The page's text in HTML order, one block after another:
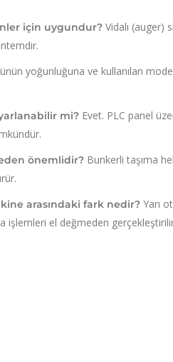
için uygundur? Vidalı (auger)
yoğunluğuna ve kullanılan
mi? Evet. PLC panel
önemlidir? Bunkerli taşıma
arasındaki fark nedir? Yarı
işlemleri el değmeden